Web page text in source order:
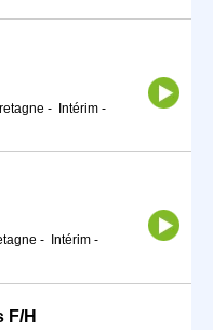
- Intérim -
- Intérim -
F/H